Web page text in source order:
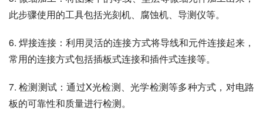
此步骤使用的工具包括光刻机、腐蚀机、导测仪等。
6. 焊接连接：利用灵活的连接方式将导线和元件连接起来，
常用的连接方式包括插板式连接和插件式连接等。
7. 检测测试：通过X光检测、光学检测等多种方式，对电路
板的可靠性和质量进行检测。